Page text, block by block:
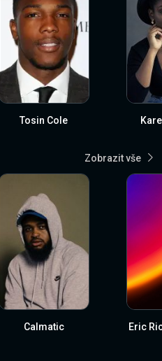
Tosin Cole
Zobrazit vše
Calmatic Eric